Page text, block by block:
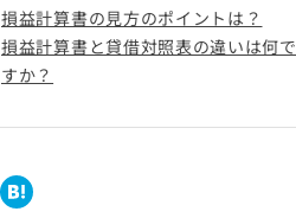
損益計算書の見方のポイントは？
損益計算書と貸借対照表の違いは何で
すか？